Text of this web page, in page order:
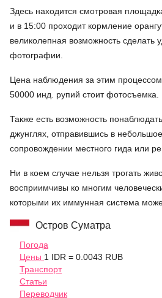
Здесь находится смотровая
и в 15:00 проходит кормление
великолепная возможность сделать
фотографии.
Цена наблюдения за этим
50000 инд. рупий стоит фотосъемка.
Также есть возможность
джунглях, отправившись в
сопровождении местного гида или
Ни в коем случае нельзя трогать
восприимчивы ко многим
которыми их иммунная система
Остров Суматра
Погода
Цены 1 IDR = 0.0043 RUB
Транспорт
Статьи
Переводчик